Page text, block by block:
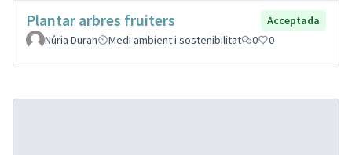
Plantar arbres fruiters
Acceptada
Núria Duran
Medi ambient i sostenibilitat 0 0